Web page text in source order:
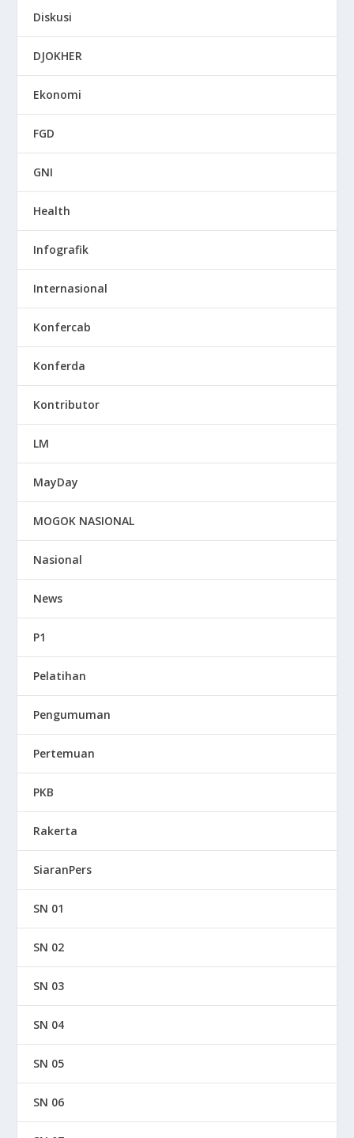
Diskusi
DJOKHER
Ekonomi
FGD
GNI
Health
Infografik
Internasional
Konfercab
Konferda
Kontributor
LM
MayDay
MOGOK NASIONAL
Nasional
News
P1
Pelatihan
Pengumuman
Pertemuan
PKB
Rakerta
SiaranPers
SN 01
SN 02
SN 03
SN 04
SN 05
SN 06